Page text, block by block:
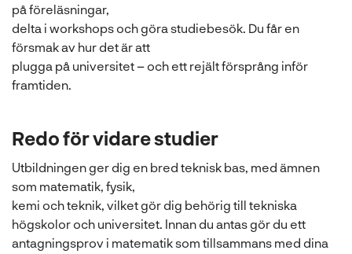
på föreläsningar,
delta i workshops och göra studiebesök. Du får en
försmak av hur det är att
plugga på universitet – och ett rejält försprång inför
framtiden.
Redo för vidare studier
Utbildningen ger dig en bred teknisk bas, med ämnen
som matematik, fysik,
kemi och teknik, vilket gör dig behörig till tekniska
högskolor och universitet. Innan du antas gör du ett
antagningsprov i matematik som tillsammans med dina